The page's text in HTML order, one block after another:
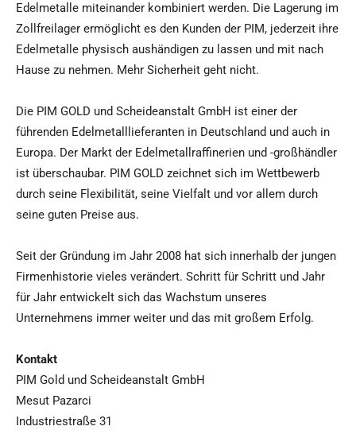
Edelmetalle miteinander kombiniert werden. Die Lagerung im
Zollfreilager ermöglicht es den Kunden der PIM, jederzeit ihre
Edelmetalle physisch aushändigen zu lassen und mit nach
Hause zu nehmen. Mehr Sicherheit geht nicht.
Die PIM GOLD und Scheideanstalt GmbH ist einer der
führenden Edelmetalllieferanten in Deutschland und auch in
Europa. Der Markt der Edelmetallraffinerien und -großhändler
ist überschaubar. PIM GOLD zeichnet sich im Wettbewerb
durch seine Flexibilität, seine Vielfalt und vor allem durch
seine guten Preise aus.
Seit der Gründung im Jahr 2008 hat sich innerhalb der jungen
Firmenhistorie vieles verändert. Schritt für Schritt und Jahr
für Jahr entwickelt sich das Wachstum unseres
Unternehmens immer weiter und das mit großem Erfolg.
Kontakt
PIM Gold und Scheideanstalt GmbH
Mesut Pazarci
Industriestraße 31